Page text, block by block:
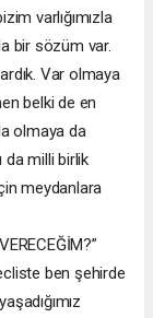
varlığımızla
bir sözüm var.
Var olmaya
belki de en
olmaya da
da milli birlik
meydanlara
ben şehirde